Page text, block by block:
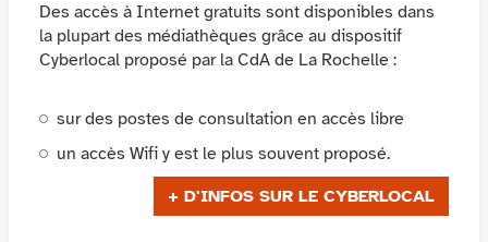
Des accès à Internet gratuits sont disponibles dans
la plupart des médiathèques grâce au dispositif
Cyberlocal proposé par la CdA de La Rochelle :
sur des postes de consultation en accès libre
un accès Wifi y est le plus souvent proposé.
+ D'INFOS SUR LE CYBERLOCAL